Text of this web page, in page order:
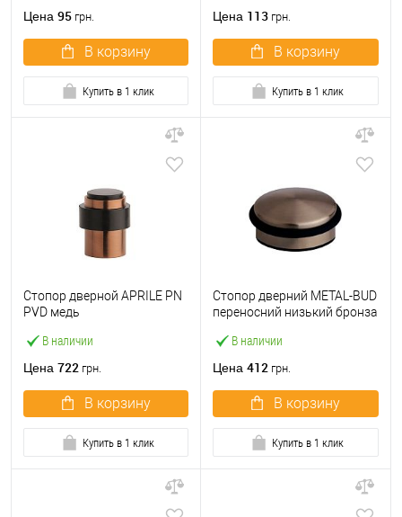
Цена 95 грн.
В корзину
Купить в 1 клик
Цена 113 грн.
В корзину
Купить в 1 клик
В наличии
Стопор дверной APRILE PN
PVD медь
Цена 722 грн.
В корзину
Купить в 1 клик
В наличии
Стопор дверний METAL-BUD
переносний низький бронза
Цена 412 грн.
В корзину
Купить в 1 клик